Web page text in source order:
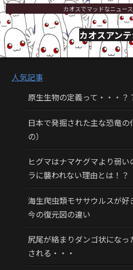
カオスでマッドなニュー
カオスアン
人気記事
原生生物の定義って・・・？
日本で発掘された主な恐竜
の）
ヒグマはナマケグマより弱
ラに襲われない理由とは！？
海生爬虫類モササウルスが
今の復元図の違い
尻尾が絡まりダンゴ状にな
される・・・